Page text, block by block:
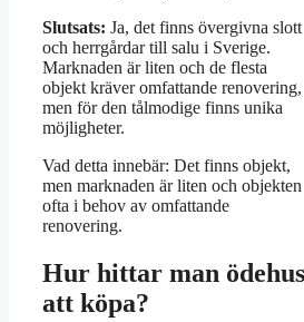
Slutsats: Ja, det finns övergivna slott
och herrgårdar till salu i Sverige.
Marknaden är liten och de flesta
objekt kräver omfattande renovering,
men för den tålmodige finns unika
möjligheter.
Vad detta innebär: Det finns objekt,
men marknaden är liten och objekten
ofta i behov av omfattande
renovering.
Hur hittar man ödehus
att köpa?